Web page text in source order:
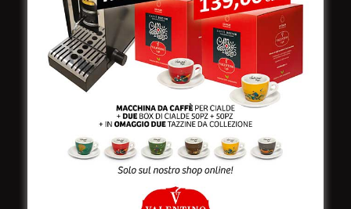
73100 Lecce
Telefono:+39 0832 240771
+39 0832 279866
info@valentinocaffespa.com
Partita Iva:02583710757